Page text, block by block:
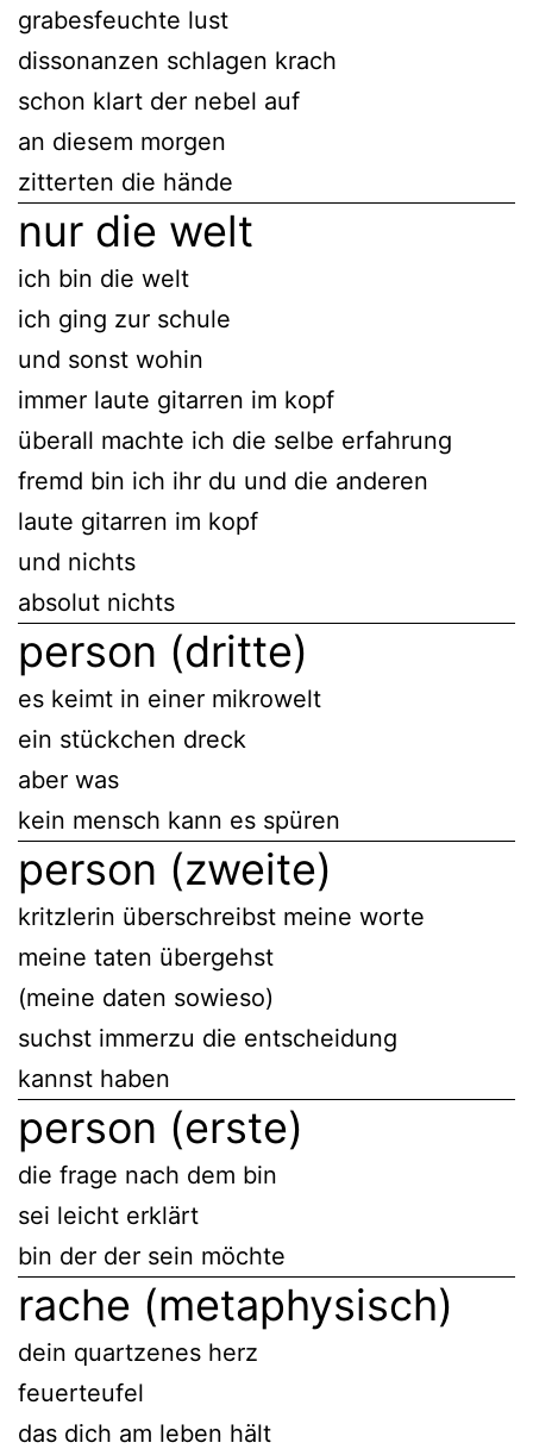
grabesfeuchte lust
dissonanzen schlagen krach
schon klart der nebel auf
an diesem morgen
zitterten die hände
nur die welt
ich bin die welt
ich ging zur schule
und sonst wohin
immer laute gitarren im kopf
überall machte ich die selbe erfahrung
fremd bin ich ihr du und die anderen
laute gitarren im kopf
und nichts
absolut nichts
person (dritte)
es keimt in einer mikrowelt
ein stückchen dreck
aber was
kein mensch kann es spüren
person (zweite)
kritzlerin überschreibst meine worte
meine taten übergehst
(meine daten sowieso)
suchst immerzu die entscheidung
kannst haben
person (erste)
die frage nach dem bin
sei leicht erklärt
bin der der sein möchte
rache (metaphysisch)
dein quartzenes herz
feuerteufel
das dich am leben hält